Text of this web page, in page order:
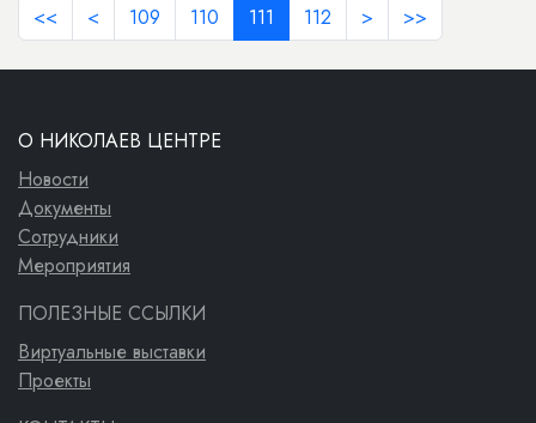
<< < 109 110 111 112 > >>
О НИКОЛАЕВ ЦЕНТРЕ
Новости
Документы
Сотрудники
Мероприятия
ПОЛЕЗНЫЕ ССЫЛКИ
Виртуальные выставки
Проекты